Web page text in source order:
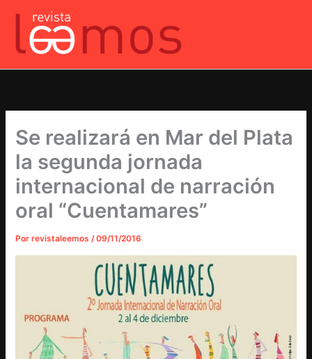
contenido
Se realizará en Mar del Plata
la segunda jornada
internacional de narración
oral “Cuentamares”
Porrevistaleemos/09/11/2016